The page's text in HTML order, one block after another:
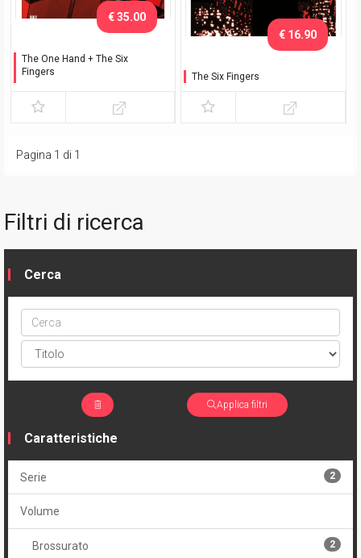
The One Hand + The Six
Fingers
€ 35.00
The Six Fingers
€ 16.90
Pagina 1 di 1
Filtri di ricerca
Cerca
Cerca
ptype
Applica filtri
Caratteristiche
Serie 2
Volume
Brossurato 2